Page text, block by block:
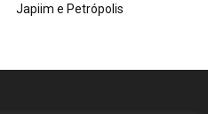
Japiim e Petrópolis